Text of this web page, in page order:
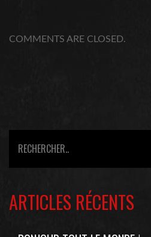
COMMENTS ARE CLOSED.
ARTICLES RÉCENTS